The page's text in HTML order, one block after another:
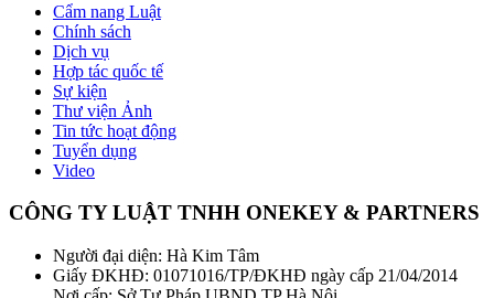
Cẩm nang Luật
Chính sách
Dịch vụ
Hợp tác quốc tế
Sự kiện
Thư viện Ảnh
Tin tức hoạt động
Tuyển dụng
Video
CÔNG TY LUẬT TNHH ONEKEY & PARTNERS
Người đại diện: Hà Kim Tâm
Giấy ĐKHĐ: 01071016/TP/ĐKHĐ ngày cấp 21/04/2014